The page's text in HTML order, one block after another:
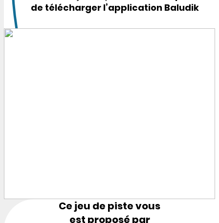
de télécharger l’application Baludik
Ce jeu de piste vous
est proposé par